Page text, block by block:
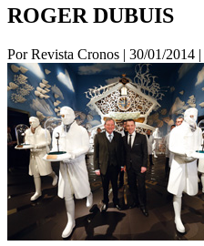
ROGER DUBUIS
Por Revista Cronos | 30/01/2014 |